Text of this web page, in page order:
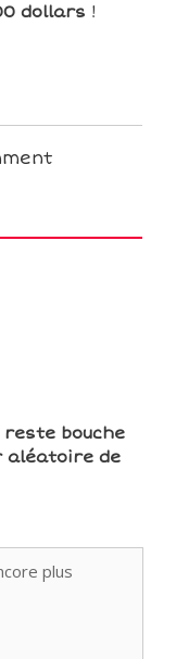
dollars !
reste bouche
aléatoire de